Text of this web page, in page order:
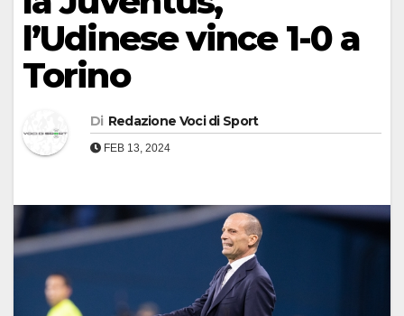
l’Udinese vince 1-0 a
Torino
Di Redazione Voci di Sport
FEB 13, 2024